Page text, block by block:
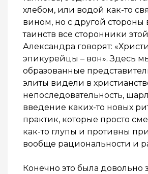
хлебом, или водой как-то
вином, но с другой стороны
таинств все сторонники
Александра говорят:
эпикурейцы – вон». Здесь
образованные
элиты видели в
непоследовательность,
введение каких-то новых
практик, которые просто
как-то глупы и противны
вообще рациональности и
Конечно это была довольно